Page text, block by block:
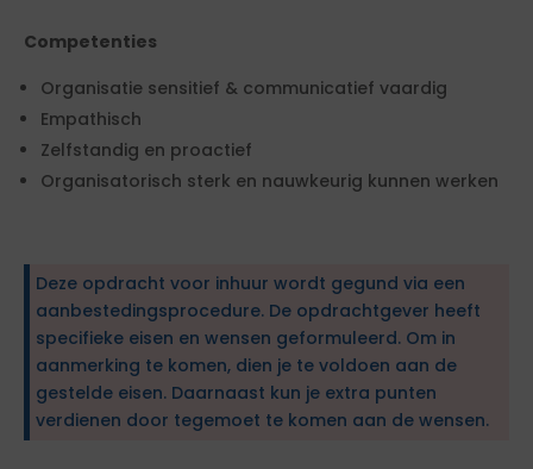
Competenties
Organisatie sensitief & communicatief vaardig
Empathisch
Zelfstandig en proactief
Organisatorisch sterk en nauwkeurig kunnen werken
Deze opdracht voor inhuur wordt gegund via een
aanbestedingsprocedure. De opdrachtgever heeft
specifieke eisen en wensen geformuleerd. Om in
aanmerking te komen, dien je te voldoen aan de
gestelde eisen. Daarnaast kun je extra punten
verdienen door tegemoet te komen aan de wensen.